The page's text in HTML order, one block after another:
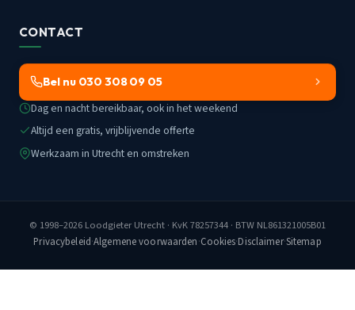
CONTACT
Bel nu 030 308 09 05
Dag en nacht bereikbaar, ook in het weekend
Altijd een gratis, vrijblijvende offerte
Werkzaam in Utrecht en omstreken
© 1998–2026 Loodgieter Utrecht · KvK 78257344 · BTW NL861321005B01
Privacybeleid·Algemene voorwaarden·Cookies·Disclaimer·Sitemap